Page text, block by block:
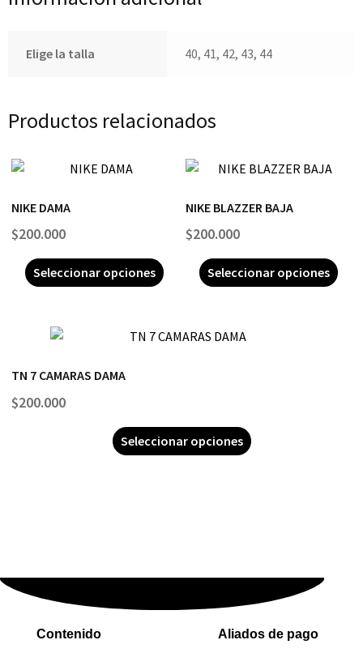
Elige la talla 40, 41, 42, 43, 44
Productos relacionados
NIKE DAMA
$200.000
Seleccionar opciones
NIKE BLAZZER BAJA
$200.000
Seleccionar opciones
TN 7 CAMARAS DAMA
$200.000
Seleccionar opciones
Contenido
Aliados de pago